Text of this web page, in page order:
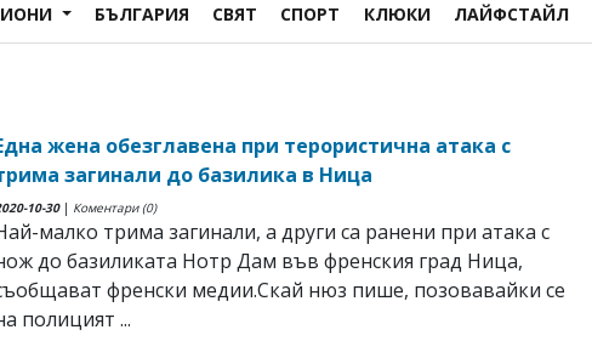
БЪЛГАРИЯ СВЯТ СПОРТ КЛЮКИ ЛАЙФСТАЙЛ
жена обезглавена при терористична атака с
загинали до базилика в Ница
10-30| Коментари (0)
малко трима загинали, а други са ранени при атака с
до базиликата Нотр Дам във френския град Ница,
френски медии.Скай нюз пише, позовавайки се
полицият ...